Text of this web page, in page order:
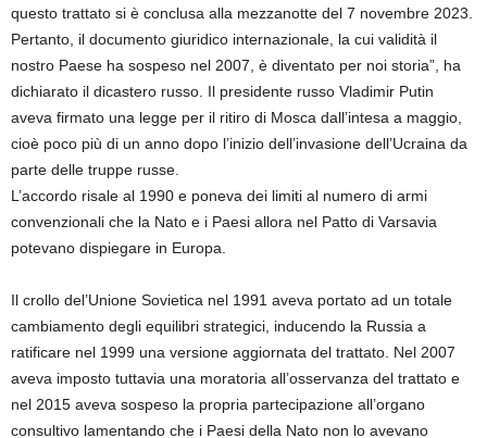
questo trattato si è conclusa alla mezzanotte del 7 novembre 2023.
Pertanto, il documento giuridico internazionale, la cui validità il
nostro Paese ha sospeso nel 2007, è diventato per noi storia”, ha
dichiarato il dicastero russo. Il presidente russo Vladimir Putin
aveva firmato una legge per il ritiro di Mosca dall’intesa a maggio,
cioè poco più di un anno dopo l’inizio dell’invasione dell’Ucraina da
parte delle truppe russe.
L’accordo risale al 1990 e poneva dei limiti al numero di armi
convenzionali che la Nato e i Paesi allora nel Patto di Varsavia
potevano dispiegare in Europa.
Il crollo del’Unione Sovietica nel 1991 aveva portato ad un totale
cambiamento degli equilibri strategici, inducendo la Russia a
ratificare nel 1999 una versione aggiornata del trattato. Nel 2007
aveva imposto tuttavia una moratoria all’osservanza del trattato e
nel 2015 aveva sospeso la propria partecipazione all’organo
consultivo lamentando che i Paesi della Nato non lo avevano